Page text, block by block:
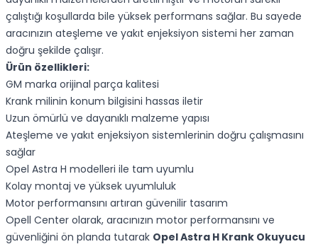
çalıştığı koşullarda bile yüksek performans sağlar. Bu sayede
aracınızın ateşleme ve yakıt enjeksiyon sistemi her zaman
doğru şekilde çalışır.
Ürün özellikleri:
GM marka orijinal parça kalitesi
Krank milinin konum bilgisini hassas iletir
Uzun ömürlü ve dayanıklı malzeme yapısı
Ateşleme ve yakıt enjeksiyon sistemlerinin doğru çalışmasını
sağlar
Opel Astra H modelleri ile tam uyumlu
Kolay montaj ve yüksek uyumluluk
Motor performansını artıran güvenilir tasarım
Opell Center olarak, aracınızın motor performansını ve
güvenliğini ön planda tutarak Opel Astra H Krank Okuyucu